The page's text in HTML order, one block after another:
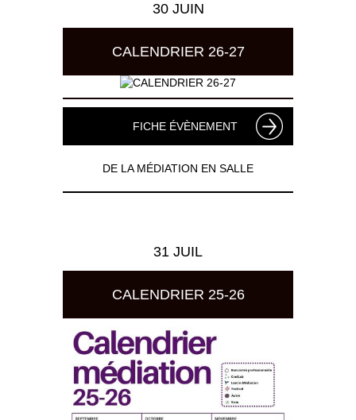
30 JUIN
CALENDRIER 26-27
FICHE ÉVÈNEMENT
DE LA MÉDIATION EN SALLE
31 JUIL
CALENDRIER 25-26